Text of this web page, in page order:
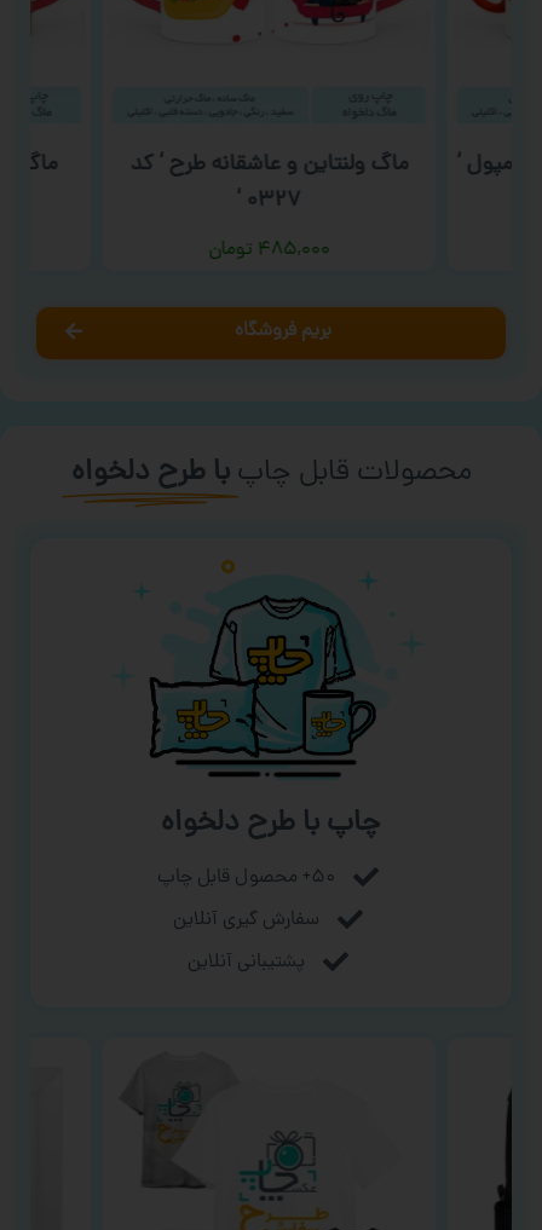
آمپول ‘
ماگ ولنتاین و عاشقانه طرح ‘ کد
۰۳۲۷ ‘
۴۸۵,۰۰۰ تومان
ماگ شب
بریم فروشگاه
محصولات قابل چاپ با طرح دلخواه
چاپ با طرح دلخواه
۵۰+ محصول قابل چاپ
سفارش گیری آنلاین
پشتیبانی آنلاین